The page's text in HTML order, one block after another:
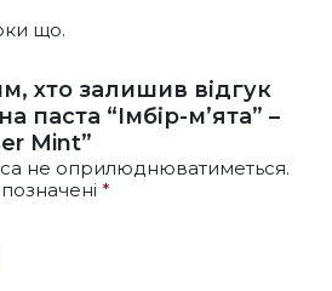
що.
хто залишив відгук
паста “Імбір-м’ята” –
Mint”
не оприлюднюватиметься.
*